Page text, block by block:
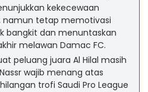
kekecewaan
namun tetap memotivasi
bangkit dan menuntaskan
melawan Damac FC.
peluang juara Al Hilal masih
wajib menang atas
trofi Saudi Pro League